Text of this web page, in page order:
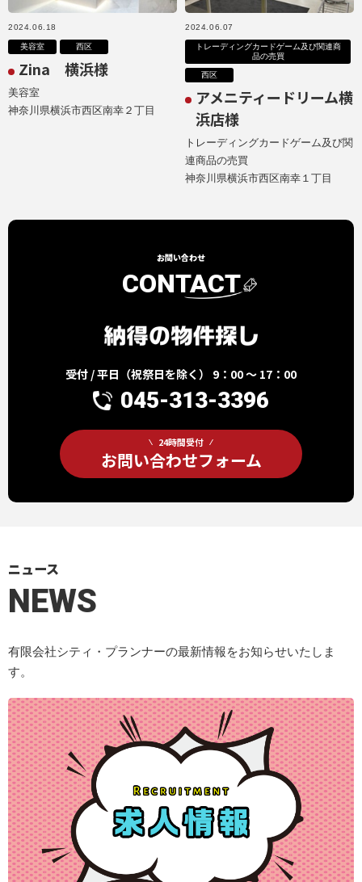
2024.06.18
美容室 西区
Zina 横浜様
美容室
神奈川県横浜市西区南幸２丁目
2024.06.07
トレーディングカードゲーム及び関連商
品の売買
西区
アメニティードリーム横
浜店様
トレーディングカードゲーム及び関
連商品の売買
神奈川県横浜市西区南幸１丁目
お問い合わせ
CONTACT
受付 / 平日（祝祭日を除く） 9：00 ～ 17：00
045-313-3396
24時間受付
お問い合わせフォーム
ニュース
NEWS
有限会社シティ・プランナーの最新情報をお知らせいたしま
す。